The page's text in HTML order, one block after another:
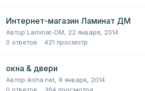
Интернет-магазин Ламинат ДМ
Автор Laminat-DM, 22 января, 2014
0 ответов 421 просмотр
окна & двери
Автор iksha.net, 8 января, 2014
0 ответов 364 просмотра